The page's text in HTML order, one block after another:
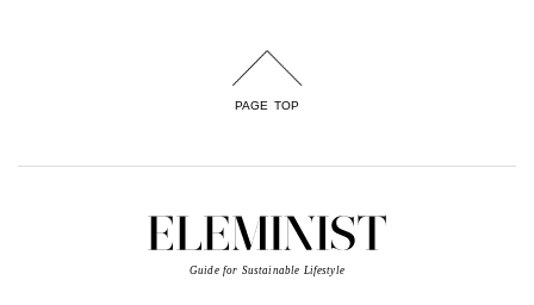
PAGE TOP
Guide for Sustainable Lifestyle